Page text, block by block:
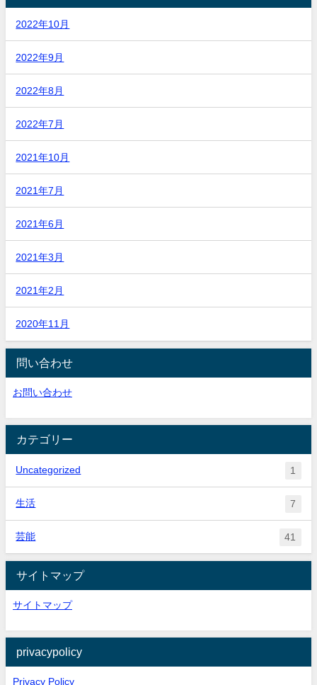
2022年10月
2022年9月
2022年8月
2022年7月
2021年10月
2021年7月
2021年6月
2021年3月
2021年2月
2020年11月
問い合わせ
お問い合わせ
カテゴリー
Uncategorized 1
生活 7
芸能 41
サイトマップ
サイトマップ
privacypolicy
Privacy Policy